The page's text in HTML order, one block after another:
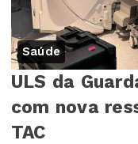
Saúde
ULS da
com nova
TAC